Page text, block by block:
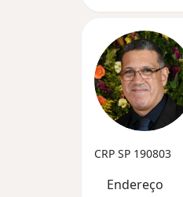
CRP SP 190803
Endereço